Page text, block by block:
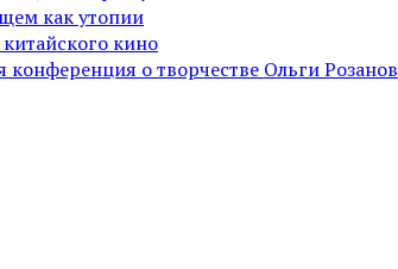
как утопии
кино
о творчестве Ольги